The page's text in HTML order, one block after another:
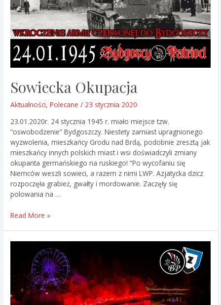
Sowiecka Okupacja
Aktualności,Polecane / 23 stycznia 2020
23.01.2020r. 24 stycznia 1945 r. miało miejsce tzw.
“oswobodzenie” Bydgoszczy. Niestety zamiast upragnionego
wyzwolenia, mieszkańcy Grodu nad Brdą, podobnie zresztą jak
mieszkańcy innych polskich miast i wsi doświadczyli zmiany
okupanta germańskiego na ruskiego! “Po wycofaniu się
Niemców weszli sowieci, a razem z nimi LWP. Azjatycka dzicz
rozpoczęła grabież, gwałty i mordowanie. Zaczęły się
polowania na …
Sowiecka
Read More »